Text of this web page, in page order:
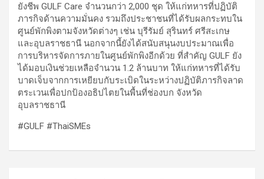
ยังชีพ GULF Care จำนวนกว่า 2,000 ชุด ให้แก่ทหารที่ปฏิบัติ
ภารกิจด้านความมั่นคง รวมถึงประชาชนที่ได้รับผลกระทบใน
ศูนย์พักพิงตามจังหวัดต่างๆ เช่น บุรีรัมย์ สุรินทร์ ศรีสะเกษ
และอุบลราชธานี นอกจากนี้ยังได้สนับสนุนงบประมาณเพื่อ
การบริหารจัดการภายในศูนย์พักพิงอีกด้วย ที่สำคัญ GULF ยัง
ได้มอบเงินช่วยเหลือจำนวน 1.2 ล้านบาท ให้แก่ทหารที่ได้รับ
บาดเจ็บจากการเหยียบกับระเบิดในระหว่างปฏิบัติภารกิจลาด
ตระเวนเพื่อปกป้องอธิปไตยในพื้นที่ช่องบก จังหวัด
อุบลราชธานี
#GULF #ThaiSMEs